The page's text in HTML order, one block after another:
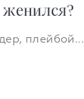
женился?
плейбой...